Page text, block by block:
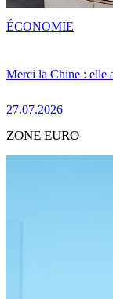
Merci la Chine : elle
27.07.2026
ÉCONOMIE
ZONE EURO